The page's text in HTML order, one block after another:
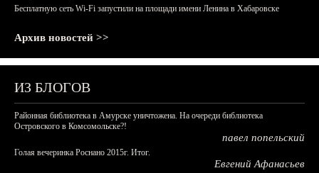
Бесплатную сеть Wi-Fi запустили на площади имени Ленина в Хабаровске
Архив новостей >>
ИЗ БЛОГОВ
Районная библиотека в Амурске уничтожена. На очереди библиотека
Островского в Комсомольске?!
павел попельский
Голая вечеринка Роснано 2015г. Итог.
Евгений Афанасьев